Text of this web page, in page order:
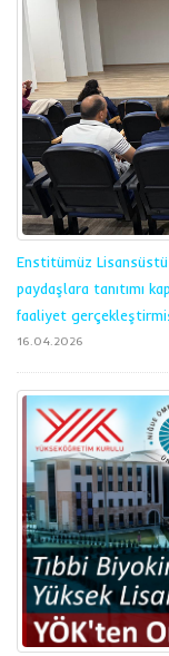
Enstitümüz
paydaşlara tanıtımı
faaliyet
16.04.2026